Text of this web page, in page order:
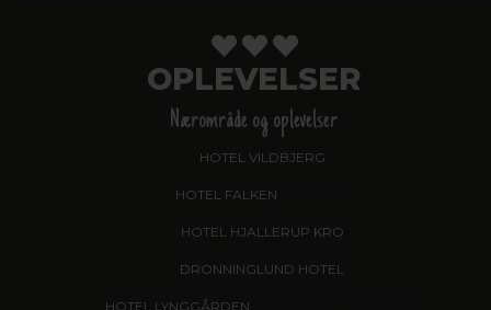
OPLEVELSER
Nærområde og oplevelser
HOTEL VILDBJERG
HOTEL FALKEN
HOTEL HJALLERUP KRO
DRONNINGLUND HOTEL
HOTEL LYNGGÅRDEN